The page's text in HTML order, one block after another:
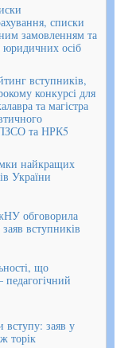
списки
замовленням та
осіб
вступників,
конкурсі для
та магістра
та НРК5
найкращих
України
обговорила
вступників
що
вступу: заяв у
торік